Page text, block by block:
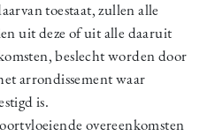
toestaat, zullen alle
uit deze of uit alle daaruit
beslecht worden door
arrondissement waar
is.
overeenkomsten